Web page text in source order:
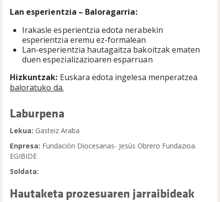
Lan esperientzia – Baloragarria:
Irakasle esperientzia edota nerabekin
esperientzia eremu ez-formalean
Lan-esperientzia hautagaitza bakoitzak ematen
duen espezializazioaren esparruan
Hizkuntzak: Euskara edota ingelesa menperatzea
baloratuko da.
Laburpena
Lekua: Gasteiz Araba
Enpresa: Fundación Diocesanas- Jesús Obrero Fundazioa.
EGIBIDE
Soldata:
Hautaketa prozesuaren jarraibideak